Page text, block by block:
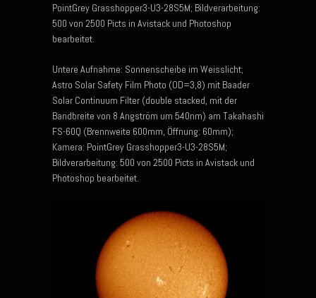
PointGrey Grasshopper3-U3-28S5M; Bildverarbeitung:
500 von 2500 Picts in Avistack und Photoshop
bearbeitet.
Untere Aufnahme: Sonnenscheibe im Weisslicht;
Astro Solar Safety Film Photo (OD=3,8) mit Baader
Solar Continuum Filter (double stacked, mit der
Bandbreite von 8 Angström um 540nm) am Takahashi
FS-60Q (Brennweite 600mm, Öffnung: 60mm);
Kamera: PointGrey Grasshopper3-U3-28S5M;
Bildverarbeitung: 500 von 2500 Picts in Avistack und
Photoshop bearbeitet.